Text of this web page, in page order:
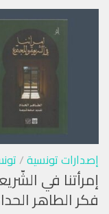
إصدارات تونسية/
إمرأتنا في
فكر الطاهر